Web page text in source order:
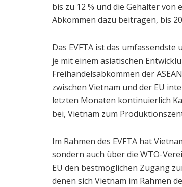
bis zu 12 % und die Gehälter
Abkommen dazu beitragen, bis
Das EVFTA ist das
je mit einem asiatischen
Freihandelsabkommen der
zwischen Vietnam und der EU
letzten Monaten kontinuierlich
bei, Vietnam zum
Im Rahmen des EVFTA hat
sondern auch über die WTO-
EU den bestmöglichen Zugang
denen sich Vietnam im Rahmen